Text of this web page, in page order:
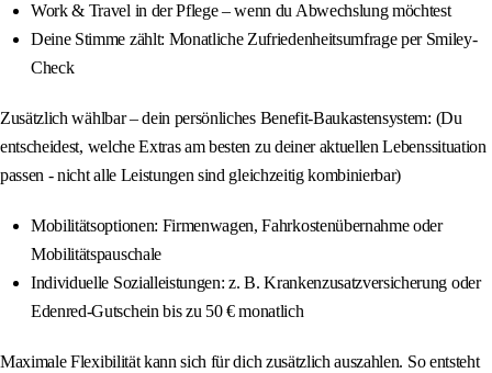
Work & Travel in der Pflege – wenn du Abwechslung möchtest
Deine Stimme zählt: Monatliche Zufriedenheitsumfrage per Smiley-
Check
Zusätzlich wählbar – dein persönliches Benefit-Baukastensystem: (Du
entscheidest, welche Extras am besten zu deiner aktuellen Lebenssituation
passen - nicht alle Leistungen sind gleichzeitig kombinierbar)
Mobilitätsoptionen: Firmenwagen, Fahrkostenübernahme oder
Mobilitätspauschale
Individuelle Sozialleistungen: z. B. Krankenzusatzversicherung oder
Edenred-Gutschein bis zu 50 € monatlich
Maximale Flexibilität kann sich für dich zusätzlich auszahlen. So entsteht